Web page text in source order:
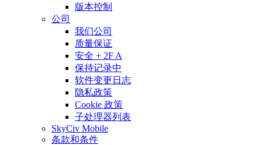
版本控制
公司
我们公司
质量保证
安全 + 2F A
保持记录中
软件变更日志
隐私政策
Cookie 政策
子处理器列表
SkyCiv Mobile
条款和条件